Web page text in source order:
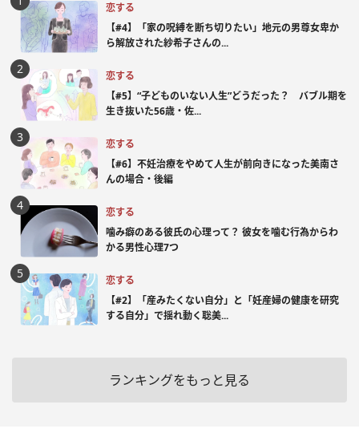
恋する
【#4】「家の呪縛を断ち切りたい」地元の男尊女卑か
ら解放された紗希子さんの...
恋する
【#5】“子どものいない人生”どうだった？ バブル期を
生き抜いた56歳・佐...
恋する
【#6】不妊治療をやめて人生が前向きになった美南さ
んの場合・後編
恋する
噛み癖のある彼氏の心理って？ 彼女を噛む行為からわ
かる男性心理7つ
恋する
【#2】「産みたくない自分」と「妊産婦の健康を研究
する自分」で揺れ動く聡美...
ランキングをもっと見る